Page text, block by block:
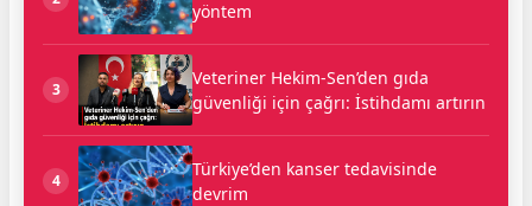
yöntem
3
Veteriner Hekim-Sen’den gıda
güvenliği için çağrı: İstihdamı artırın
4
Türkiye’den kanser tedavisinde
devrim